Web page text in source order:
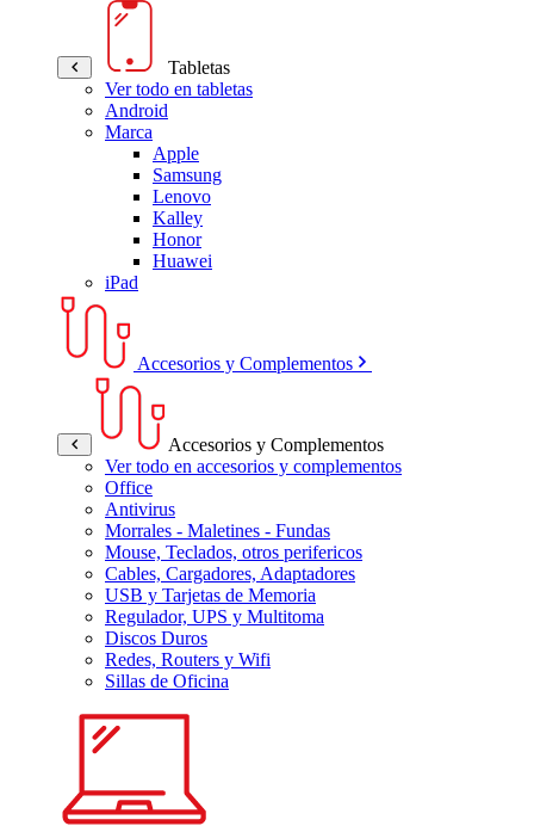
Tabletas
Ver todo en tabletas
Android
Marca
Apple
Samsung
Lenovo
Kalley
Honor
Huawei
iPad
Accesorios y Complementos
Accesorios y Complementos
Ver todo en accesorios y complementos
Office
Antivirus
Morrales - Maletines - Fundas
Mouse, Teclados, otros perifericos
Cables, Cargadores, Adaptadores
USB y Tarjetas de Memoria
Regulador, UPS y Multitoma
Discos Duros
Redes, Routers y Wifi
Sillas de Oficina